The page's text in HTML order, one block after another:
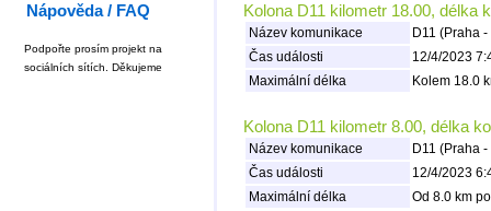
Kolona D11 kilometr 18.00, délka
Název komunikace
D11 (Praha
Čas události
12/4/2023
Maximální délka
Kolem 18.0
Kolona D11 kilometr 8.00, délka
Název komunikace
D11 (Praha
Čas události
12/4/2023
Maximální délka
Od 8.0 km
Nápověda / FAQ
Podpořte prosím projekt na
sociálních sítích. Děkujeme